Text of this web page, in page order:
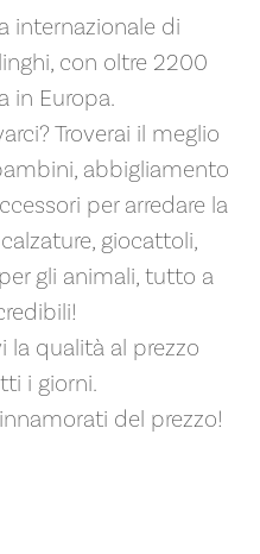
internazionale di
con oltre 2200
in Europa.
Troverai il meglio
abbigliamento
per arredare la
giocattoli,
gli animali, tutto a
la qualità al prezzo
i giorni.
del prezzo!